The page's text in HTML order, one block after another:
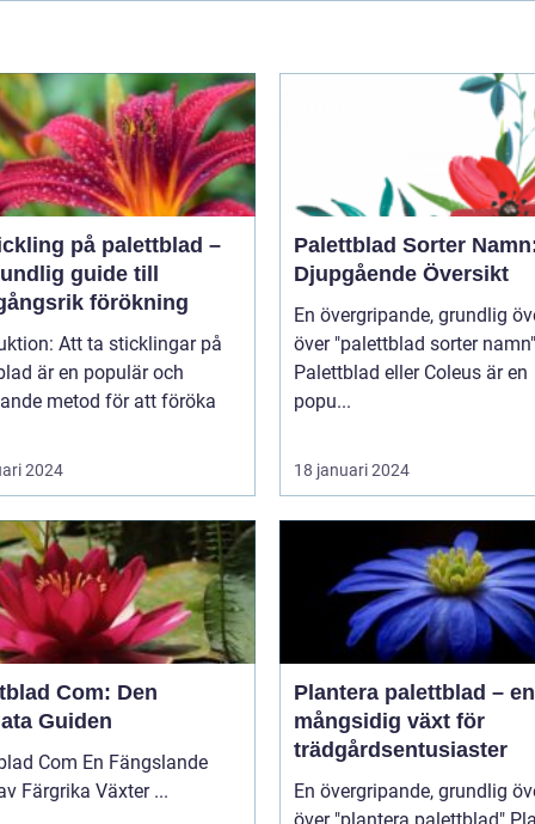
på palettblad –
guide till
förökning
sticklingar på
är en populär och
metod för att föröka
2024
Palettblad Sorter
Djupgående Översikt
En övergripande, grundlig
över "palettblad sorter namn"
Palettblad eller Coleus är en
popu...
18 januari 2024
Com: Den
Guiden
En Fängslande
Värld av Färgrika Växter ...
Plantera palettblad – en
mångsidig växt för
trädgårdsentusiaster
En övergripande, grundlig